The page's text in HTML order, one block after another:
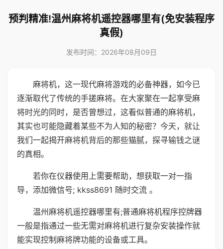
预判精准!温州麻将机遥控器哪里有(免安装程序
真假)
发布时间：2026年08月09日
麻将机，这一现代麻将游戏的必备神器，如今已
逐渐取代了传统的手搓麻将。在大家聚在一起享受麻
将时光的同时，是否曾想过，这看似普通的麻将机，
其实也可能隐藏着某些不为人知的秘密？今天，就让
我们一起揭开麻将机背后的那些猫腻，探寻输钱之谜
的真相。
若你在仪器使用上需要帮助，想获取一对一指
导，添加微信号; kkss8691 随时交流 。
温州麻将机遥控器哪里有;普通麻将机程序控牌器
一般是指通过一些无需对麻将机进行复杂安装操作就
能实现控制麻将牌功能的设备或工具。